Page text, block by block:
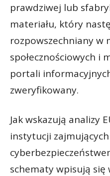
prawdziwej lub
materiału, który
rozpowszechniany w
społecznościowych i
portali
zweryfikowany.
Jak wskazują analizy
instytucji
schematy wpisują się